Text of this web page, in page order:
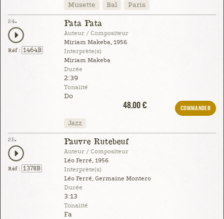
Musette Bal Paris
24.
Réf : 1464B
Pata Pata
Auteur / Compositeur
Miriam Makeba, 1956
Interprète(s)
Miriam Makeba
Durée
2:39
Tonalité
Do
48.00 €
COMMANDER
Jazz
25.
Réf : 1378B
Pauvre Rutebeuf
Auteur / Compositeur
Léo Ferré, 1956
Interprète(s)
Léo Ferré, Germaine Montero
Durée
3:13
Tonalité
Fa